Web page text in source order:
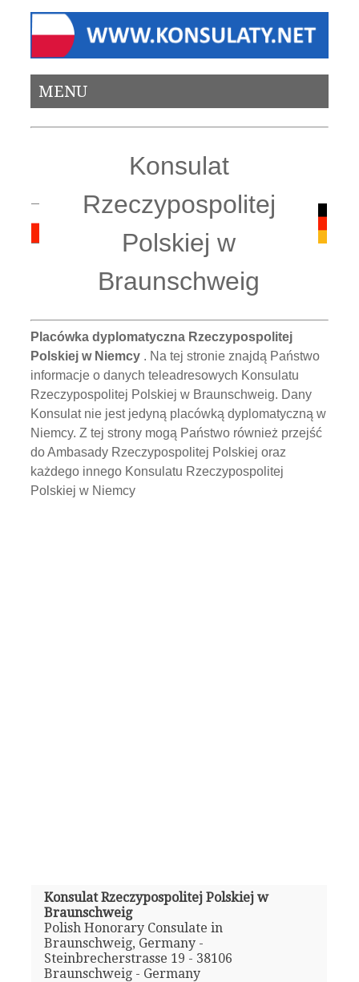
MENU
Konsulat
Rzeczypospolitej
Polskiej w
Braunschweig
Placówka dyplomatyczna Rzeczypospolitej
Polskiej w Niemcy . Na tej stronie znajdą Państwo
informacje o danych teleadresowych Konsulatu
Rzeczypospolitej Polskiej w Braunschweig. Dany
Konsulat nie jest jedyną placówką dyplomatyczną w
Niemcy. Z tej strony mogą Państwo również przejść
do Ambasady Rzeczypospolitej Polskiej oraz
każdego innego Konsulatu Rzeczypospolitej
Polskiej w Niemcy
Konsulat Rzeczypospolitej Polskiej w
Braunschweig
Polish Honorary Consulate in
Braunschweig, Germany -
Steinbrecherstrasse 19 - 38106
Braunschweig - Germany